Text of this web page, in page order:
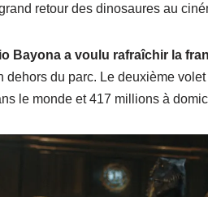
retour des dinosaures au
Bayona a voulu rafraîchir la
dehors du parc. Le deuxième
le monde et 417 millions à